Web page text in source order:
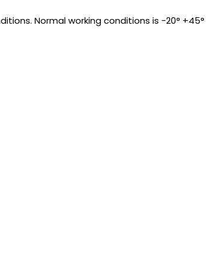
Normal working conditions is -20° +45°